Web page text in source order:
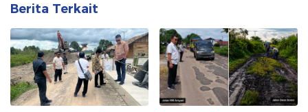
Berita Terkait